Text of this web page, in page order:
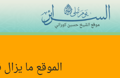
الموقع ما